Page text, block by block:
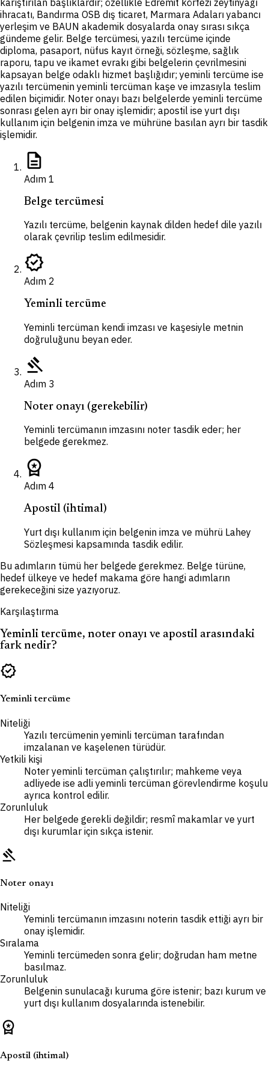
karıştırılan başlıklardır; özellikle Edremit körfezi zeytinyağı
ihracatı, Bandırma OSB dış ticaret, Marmara Adaları yabancı
yerleşim ve BAUN akademik dosyalarda onay sırası sıkça
gündeme gelir. Belge tercümesi, yazılı tercüme içinde
diploma, pasaport, nüfus kayıt örneği, sözleşme, sağlık
raporu, tapu ve ikamet evrakı gibi belgelerin çevrilmesini
kapsayan belge odaklı hizmet başlığıdır; yeminli tercüme ise
yazılı tercümenin yeminli tercüman kaşe ve imzasıyla teslim
edilen biçimidir. Noter onayı bazı belgelerde yeminli tercüme
sonrası gelen ayrı bir onay işlemidir; apostil ise yurt dışı
kullanım için belgenin imza ve mührüne basılan ayrı bir tasdik
işlemidir.
description
Adım 1
Belge tercümesi
Yazılı tercüme, belgenin kaynak dilden hedef dile yazılı
olarak çevrilip teslim edilmesidir.
verified
Adım 2
Yeminli tercüme
Yeminli tercüman kendi imzası ve kaşesiyle metnin
doğruluğunu beyan eder.
gavel
Adım 3
Noter onayı (gerekebilir)
Yeminli tercümanın imzasını noter tasdik eder; her
belgede gerekmez.
workspace_premium
Adım 4
Apostil (ihtimal)
Yurt dışı kullanım için belgenin imza ve mührü Lahey
Sözleşmesi kapsamında tasdik edilir.
Bu adımların tümü her belgede gerekmez. Belge türüne,
hedef ülkeye ve hedef makama göre hangi adımların
gerekeceğini size yazıyoruz.
Karşılaştırma
Yeminli tercüme, noter onayı ve apostil arasındaki
fark nedir?
verified
Yeminli tercüme
Niteliği
Yazılı tercümenin yeminli tercüman tarafından
imzalanan ve kaşelenen türüdür.
Yetkili kişi
Noter yeminli tercüman çalıştırılır; mahkeme veya
adliyede ise adli yeminli tercüman görevlendirme koşulu
ayrıca kontrol edilir.
Zorunluluk
Her belgede gerekli değildir; resmî makamlar ve yurt
dışı kurumlar için sıkça istenir.
gavel
Noter onayı
Niteliği
Yeminli tercümanın imzasını noterin tasdik ettiği ayrı bir
onay işlemidir.
Sıralama
Yeminli tercümeden sonra gelir; doğrudan ham metne
basılmaz.
Zorunluluk
Belgenin sunulacağı kuruma göre istenir; bazı kurum ve
yurt dışı kullanım dosyalarında istenebilir.
workspace_premium
Apostil (ihtimal)